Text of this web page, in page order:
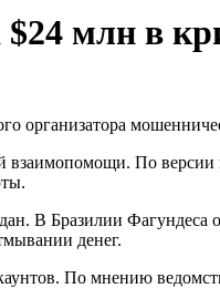
млн в
организатора
взаимопомощи. По
В Бразилии
денег.
По мнению